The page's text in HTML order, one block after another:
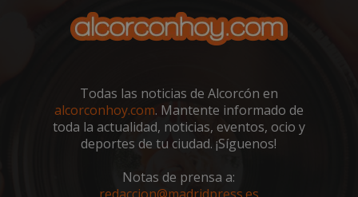
Todas las noticias de Alcorcón en
alcorconhoy.com. Mantente informado de
toda la actualidad, noticias, eventos, ocio y
deportes de tu ciudad. ¡Síguenos!
Notas de prensa a:
sp_t
Spotify Inc.
.spotify.com
.twitter.com